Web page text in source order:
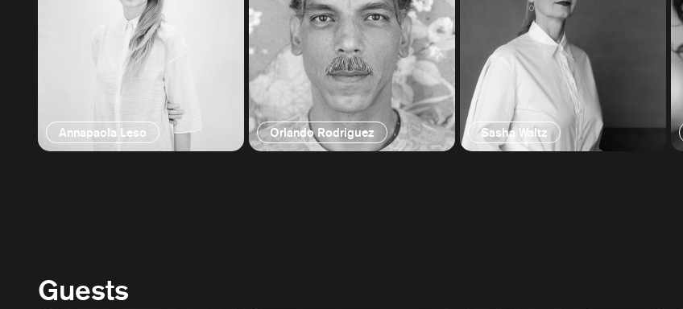
Annapaola Leso Orlando Rodriguez Sasha Waltz
Guests